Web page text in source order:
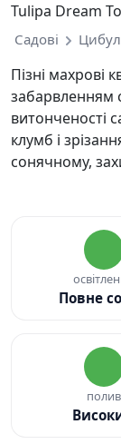
Tulipa Dream
Садові
Пізні махрові
забарвленням
витонченості
клумб і
сонячному,
Повне
полив